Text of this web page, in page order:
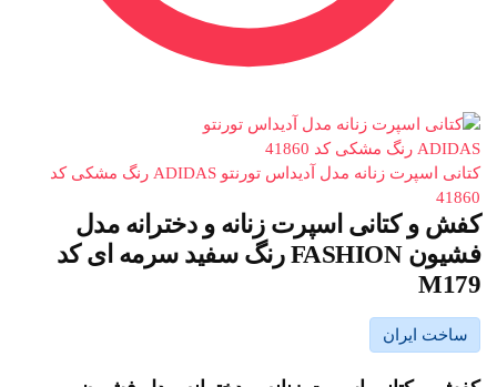
کتانی اسپرت زنانه مدل آدیداس تورنتو ADIDAS رنگ مشکی کد
41860
کفش و کتانی اسپرت زنانه و دخترانه مدل
فشیون FASHION رنگ سفید سرمه ای کد
M179
ساخت ایران